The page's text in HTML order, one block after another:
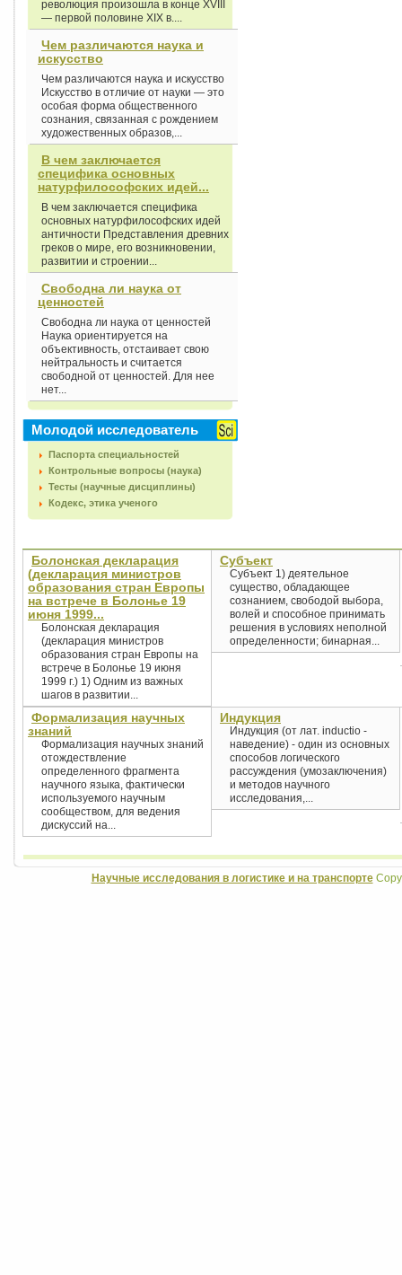
революция произошла в конце XVIII
— первой половине XIX в....
Чем различаются наука и
искусство
Чем различаются наука и искусство
Искусство в отличие от науки — это
особая форма общественного
сознания, связанная с рождением
художественных образов,...
В чем заключается
специфика основных
натурфилософских идей...
В чем заключается специфика
основных натурфилософских идей
античности Представления древних
греков о мире, его возникновении,
развитии и строении...
Свободна ли наука от
ценностей
Свободна ли наука от ценностей
Наука ориентируется на
объективность, отстаивает свою
нейтральность и считается
свободной от ценностей. Для нее
нет...
Молодой исследователь
Паспорта специальностей
Контрольные вопросы (наука)
Тесты (научные дисциплины)
Кодекс, этика ученого
Болонская декларация
(декларация министров
образования стран Европы
на встрече в Болонье 19
июня 1999...
Болонская декларация
(декларация министров
образования стран Европы на
встрече в Болонье 19 июня
1999 г.) 1) Одним из важных
шагов в развитии...
Субъект
Субъект 1) деятельное
существо, обладающее
сознанием, свободой выбора,
волей и способное принимать
решения в условиях неполной
определенности; бинарная...
Формализация научных
знаний
Формализация научных знаний
отождествление
определенного фрагмента
научного языка, фактически
используемого научным
сообществом, для ведения
дискуссий на...
Индукция
Индукция (от лат. inductio -
наведение) - один из основных
способов логического
рассуждения (умозаключения)
и методов научного
исследования,...
Научные исследования в логистике и на транспорте